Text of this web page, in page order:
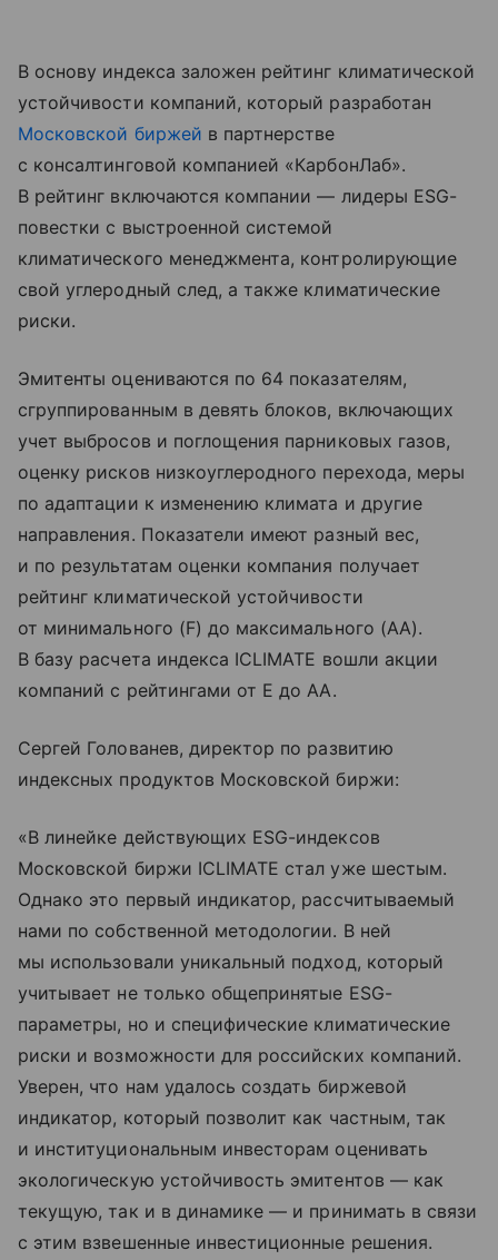
В основу индекса заложен рейтинг климатической
устойчивости компаний, который разработан
Московской биржей в партнерстве
с консалтинговой компанией «КарбонЛаб».
В рейтинг включаются компании — лидеры ESG-
повестки с выстроенной системой
климатического менеджмента, контролирующие
свой углеродный след, а также климатические
риски.
Эмитенты оцениваются по 64 показателям,
сгруппированным в девять блоков, включающих
учет выбросов и поглощения парниковых газов,
оценку рисков низкоуглеродного перехода, меры
по адаптации к изменению климата и другие
направления. Показатели имеют разный вес,
и по результатам оценки компания получает
рейтинг климатической устойчивости
от минимального (F) до максимального (AA).
В базу расчета индекса ICLIMATE вошли акции
компаний с рейтингами от E до AА.
Сергей Голованев, директор по развитию
индексных продуктов Московской биржи:
«В линейке действующих ESG-индексов
Московской биржи ICLIMATE стал уже шестым.
Однако это первый индикатор, рассчитываемый
нами по собственной методологии. В ней
мы использовали уникальный подход, который
учитывает не только общепринятые ESG-
параметры, но и специфические климатические
риски и возможности для российских компаний.
Уверен, что нам удалось создать биржевой
индикатор, который позволит как частным, так
и институциональным инвесторам оценивать
экологическую устойчивость эмитентов — как
текущую, так и в динамике — и принимать в связи
с этим взвешенные инвестиционные решения.